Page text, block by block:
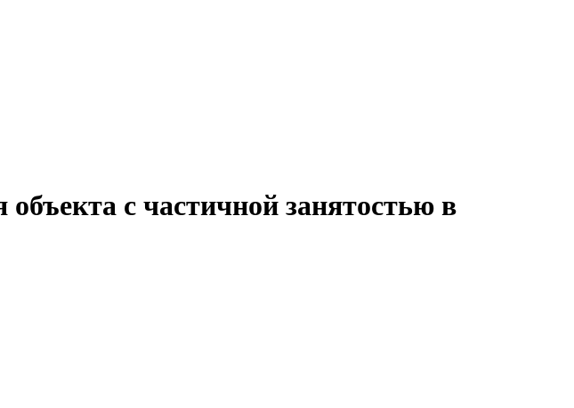
с частичной занятостью в